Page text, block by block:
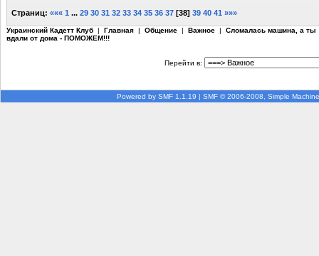
Страниц: ««« 1 ... 29 30 31 32 33 34 35 36 37 [38] 39 40 41 »»»
Украинский Кадетт Клуб | Главная | Общение | Важное | Сломалась машина, а ты
вдали от дома - ПОМОЖЕМ!!!
Перейти в:
Powered by SMF 1.1.19 | SMF © 2006-2008, Simple